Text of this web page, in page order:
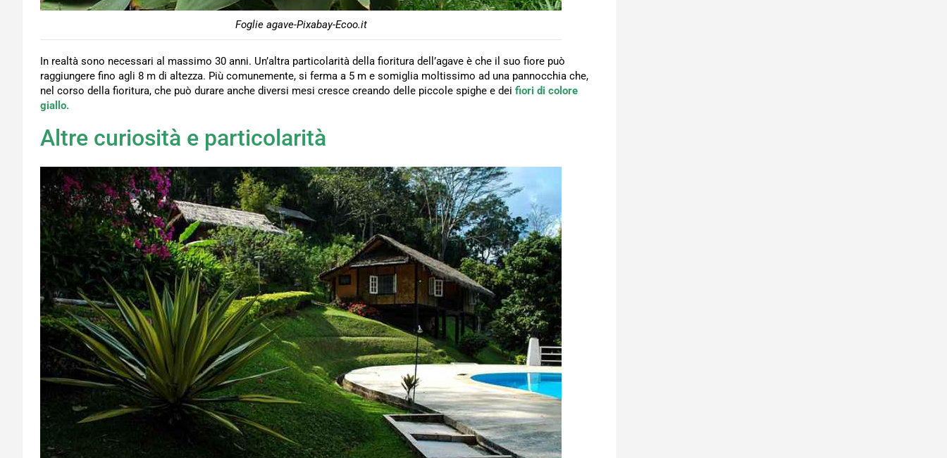
Foglie agave-Pixabay-Ecoo.it
In realtà sono necessari al massimo 30 anni. Un’altra particolarità della fioritura dell’agave è che il suo fiore può
raggiungere fino agli 8 m di altezza. Più comunemente, si ferma a 5 m e somiglia moltissimo ad una pannocchia che,
nel corso della fioritura, che può durare anche diversi mesi cresce creando delle piccole spighe e dei fiori di colore
giallo.
Altre curiosità e particolarità